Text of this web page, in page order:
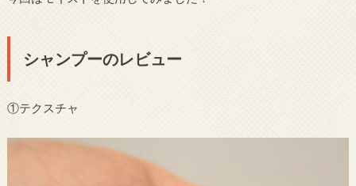
シャンプーのレビュー
①テクスチャ